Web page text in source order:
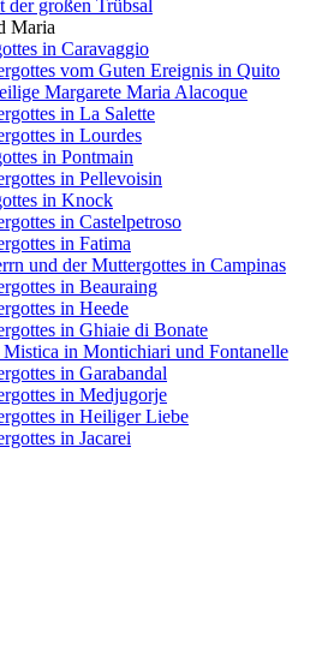
großen Trübsal
Maria
in Caravaggio
vom Guten Ereignis in Quito
Margarete Maria Alacoque
in La Salette
in Lourdes
in Pontmain
in Pellevoisin
in Knock
in Castelpetroso
in Fatima
und der Muttergottes in Campinas
in Beauraing
in Heede
in Ghiaie di Bonate
in Montichiari und Fontanelle
in Garabandal
in Medjugorje
in Heiliger Liebe
in Jacarei